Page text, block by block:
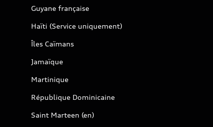
Guyane française
Haïti (Service uniquement)
Îles Caïmans
Jamaïque
Martinique
République Dominicaine
Saint Marteen (en)